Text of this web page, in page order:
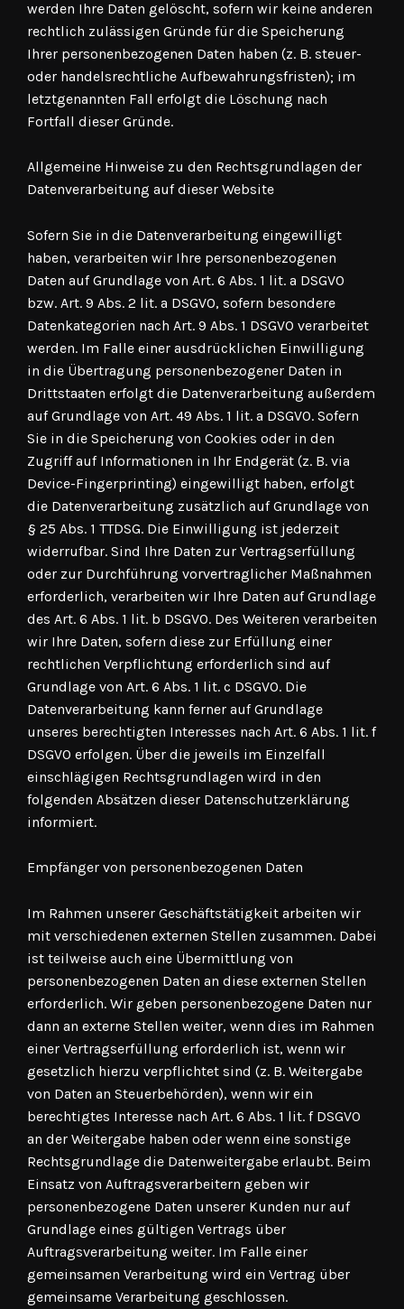
werden Ihre Daten gelöscht, sofern wir keine anderen
rechtlich zulässigen Gründe für die Speicherung
Ihrer personenbezogenen Daten haben (z. B. steuer-
oder handelsrechtliche Aufbewahrungsfristen); im
letztgenannten Fall erfolgt die Löschung nach
Fortfall dieser Gründe.
Allgemeine Hinweise zu den Rechtsgrundlagen der
Datenverarbeitung auf dieser Website
Sofern Sie in die Datenverarbeitung eingewilligt
haben, verarbeiten wir Ihre personenbezogenen
Daten auf Grundlage von Art. 6 Abs. 1 lit. a DSGVO
bzw. Art. 9 Abs. 2 lit. a DSGVO, sofern besondere
Datenkategorien nach Art. 9 Abs. 1 DSGVO verarbeitet
werden. Im Falle einer ausdrücklichen Einwilligung
in die Übertragung personenbezogener Daten in
Drittstaaten erfolgt die Datenverarbeitung außerdem
auf Grundlage von Art. 49 Abs. 1 lit. a DSGVO. Sofern
Sie in die Speicherung von Cookies oder in den
Zugriff auf Informationen in Ihr Endgerät (z. B. via
Device-Fingerprinting) eingewilligt haben, erfolgt
die Datenverarbeitung zusätzlich auf Grundlage von
§ 25 Abs. 1 TTDSG. Die Einwilligung ist jederzeit
widerrufbar. Sind Ihre Daten zur Vertragserfüllung
oder zur Durchführung vorvertraglicher Maßnahmen
erforderlich, verarbeiten wir Ihre Daten auf Grundlage
des Art. 6 Abs. 1 lit. b DSGVO. Des Weiteren verarbeiten
wir Ihre Daten, sofern diese zur Erfüllung einer
rechtlichen Verpflichtung erforderlich sind auf
Grundlage von Art. 6 Abs. 1 lit. c DSGVO. Die
Datenverarbeitung kann ferner auf Grundlage
unseres berechtigten Interesses nach Art. 6 Abs. 1 lit. f
DSGVO erfolgen. Über die jeweils im Einzelfall
einschlägigen Rechtsgrundlagen wird in den
folgenden Absätzen dieser Datenschutzerklärung
informiert.
Empfänger von personenbezogenen Daten
Im Rahmen unserer Geschäftstätigkeit arbeiten wir
mit verschiedenen externen Stellen zusammen. Dabei
ist teilweise auch eine Übermittlung von
personenbezogenen Daten an diese externen Stellen
erforderlich. Wir geben personenbezogene Daten nur
dann an externe Stellen weiter, wenn dies im Rahmen
einer Vertragserfüllung erforderlich ist, wenn wir
gesetzlich hierzu verpflichtet sind (z. B. Weitergabe
von Daten an Steuerbehörden), wenn wir ein
berechtigtes Interesse nach Art. 6 Abs. 1 lit. f DSGVO
an der Weitergabe haben oder wenn eine sonstige
Rechtsgrundlage die Datenweitergabe erlaubt. Beim
Einsatz von Auftragsverarbeitern geben wir
personenbezogene Daten unserer Kunden nur auf
Grundlage eines gültigen Vertrags über
Auftragsverarbeitung weiter. Im Falle einer
gemeinsamen Verarbeitung wird ein Vertrag über
gemeinsame Verarbeitung geschlossen.